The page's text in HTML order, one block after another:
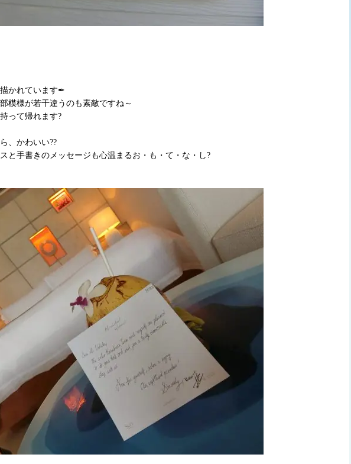
かれています✒
模様が若干違うのも素敵ですね～
って帰れます?
、かわいい??
と手書きのメッセージも心温まるお・も・て・な・し?